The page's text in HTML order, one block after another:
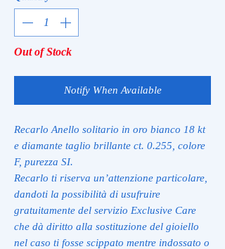
Out of Stock
Notify When Available
Recarlo Anello solitario in oro bianco 18 kt
e diamante taglio brillante ct. 0.255, colore
F, purezza SI.
Recarlo ti riserva un’attenzione particolare,
dandoti la possibilità di usufruire
gratuitamente del servizio Exclusive Care
che dà diritto alla sostituzione del gioiello
nel caso ti fosse scippato mentre indossato o